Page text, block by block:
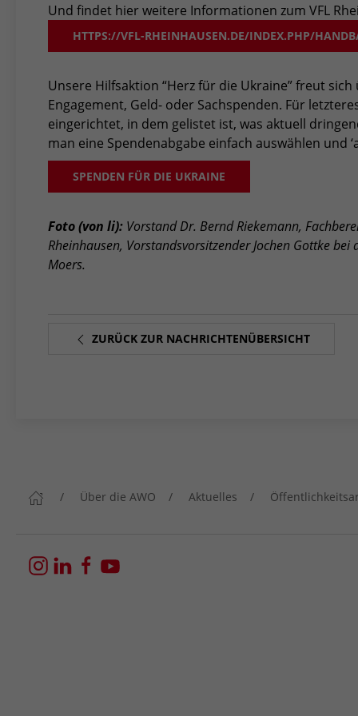
Und findet hier weitere Informationen zum VFL
HTTPS://VFL-RHEINHAUSEN.DE/INDEX.PHP/
Unsere Hilfsaktion “Herz für die Ukraine” freut
Engagement, Geld- oder Sachspenden. Für
eingerichtet, in dem gelistet ist, was aktuell
man eine Spendenabgabe einfach auswählen und
SPENDEN FÜR DIE UKRAINE
Foto (von li): Vorstand Dr. Bernd Riekemann,
Rheinhausen, Vorstandsvorsitzender Jochen Gottke
Moers.
ZURÜCK ZUR NACHRICHTENÜBERSICHT
Über die AWO Aktuelles